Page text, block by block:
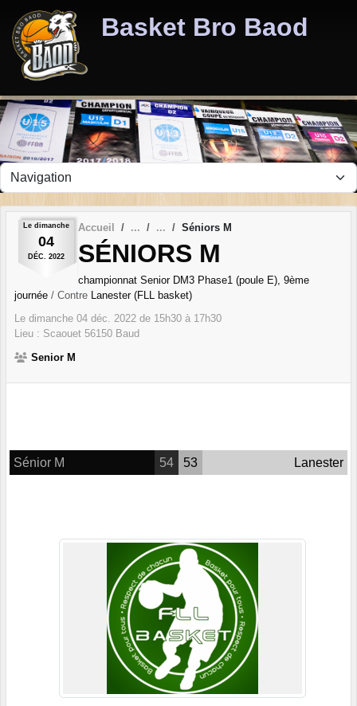
Basket Bro Baod
Le dimanche
04
DÉC. 2022
Accueil Séniors M
SÉNIORS M
championnat Senior DM3 Phase1 (poule E), 9ème
journée / Contre Lanester (FLL basket)
Le dimanche 04 déc. 2022 de 15h30 à 17h30
Lieu : Scaouet 56150 Baud
Senior M
Sénior M 54 53 Lanester
Panneau de gestion des cookies